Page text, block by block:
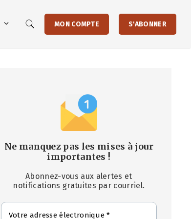
MON COMPTE S'ABONNER
Ne manquez pas les mises à jour
importantes !
Abonnez-vous aux alertes et
notifications gratuites par courriel.